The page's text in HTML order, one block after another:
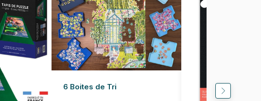
6 Boites de Tri